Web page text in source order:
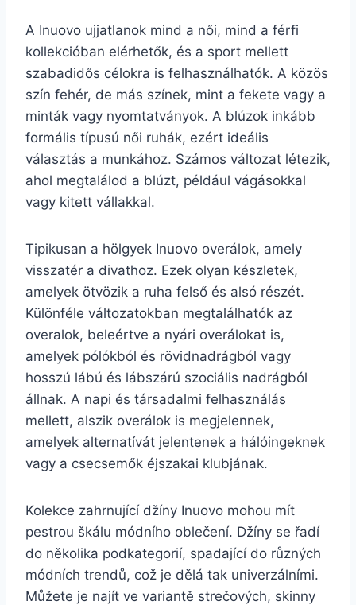
A Inuovo ujjatlanok mind a női, mind a férfi
kollekcióban elérhetők, és a sport mellett
szabadidős célokra is felhasználhatók. A közös
szín fehér, de más színek, mint a fekete vagy a
minták vagy nyomtatványok. A blúzok inkább
formális típusú női ruhák, ezért ideális
választás a munkához. Számos változat létezik,
ahol megtalálod a blúzt, például vágásokkal
vagy kitett vállakkal.
Tipikusan a hölgyek Inuovo overálok, amely
visszatér a divathoz. Ezek olyan készletek,
amelyek ötvözik a ruha felső és alsó részét.
Különféle változatokban megtalálhatók az
overalok, beleértve a nyári overálokat is,
amelyek pólókból és rövidnadrágból vagy
hosszú lábú és lábszárú szociális nadrágból
állnak. A napi és társadalmi felhasználás
mellett, alszik overálok is megjelennek,
amelyek alternatívát jelentenek a hálóingeknek
vagy a csecsemők éjszakai klubjának.
Kolekce zahrnující džíny Inuovo mohou mít
pestrou škálu módního oblečení. Džíny se řadí
do několika podkategorií, spadající do různých
módních trendů, což je dělá tak univerzálními.
Můžete je najít ve variantě strečových, skinny